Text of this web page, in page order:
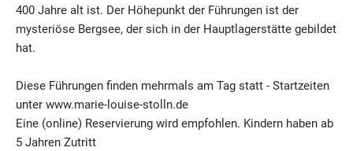
400 Jahre alt ist. Der Höhepunkt der Führungen ist der
mysteriöse Bergsee, der sich in der Hauptlagerstätte gebildet
hat.
Diese Führungen finden mehrmals am Tag statt - Startzeiten
unter www.marie-louise-stolln.de
Eine (online) Reservierung wird empfohlen. Kindern haben ab
5 Jahren Zutritt